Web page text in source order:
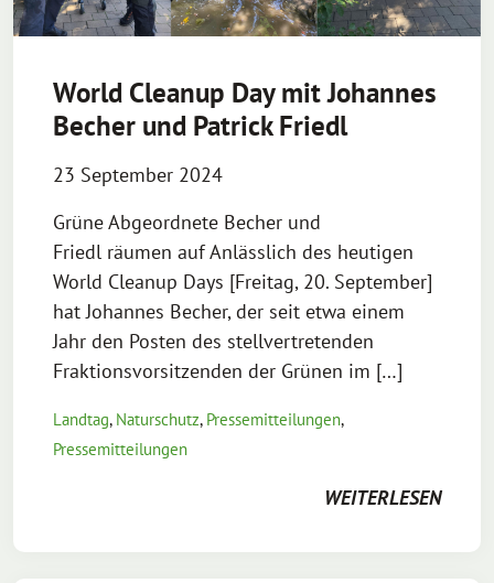
World Cleanup Day mit Johannes
Becher und Patrick Friedl
23 September 2024
Grüne Abgeordnete Becher und
Friedl räumen auf Anlässlich des heutigen
World Cleanup Days [Freitag, 20. September]
hat Johannes Becher, der seit etwa einem
Jahr den Posten des stellvertretenden
Fraktionsvorsitzenden der Grünen im […]
Landtag, Naturschutz, Pressemitteilungen,
Pressemitteilungen
WEITERLESEN